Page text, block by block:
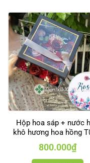
Hộp hoa sáp + nước
khô hương hoa hồng
800.000₫